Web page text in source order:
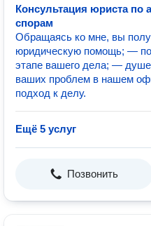
Консультация юриста по
спорам
Обращаясь ко мне, вы
юридическую помощь; —
этапе вашего дела; —
ваших проблем в нашем
подход к делу.
Ещё 5 услуг
Позвонить